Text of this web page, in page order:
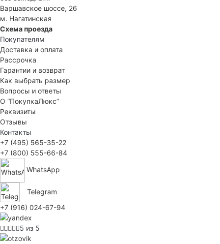
Варшавское шоссе, 26
м. Нагатинская
Схема проезда
Покупателям
Доставка и оплата
Рассрочка
Гарантии и возврат
Как выбрать размер
Вопросы и ответы
О “ПокупкаЛюкс”
Реквизиты
Отзывы
Контакты
+7 (495) 565-35-22
+7 (800) 555-66-84
WhatsApp
Telegram
+7 (916) 024-67-94
5 из 5